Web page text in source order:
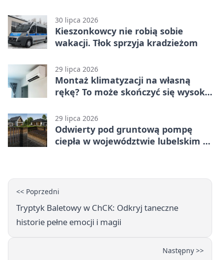
30 lipca 2026
Kieszonkowcy nie robią sobie
wakacji. Tłok sprzyja kradzieżom
29 lipca 2026
Montaż klimatyzacji na własną
rękę? To może skończyć się wysoką
29 lipca 2026
Odwierty pod gruntową pompę
ciepła w województwie lubelskim -
<< Poprzedni
Tryptyk Baletowy w ChCK: Odkryj taneczne
historie pełne emocji i magii
Następny >>